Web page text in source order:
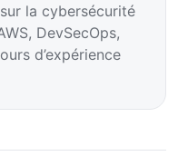
la cybersécurité
DevSecOps,
d’expérience